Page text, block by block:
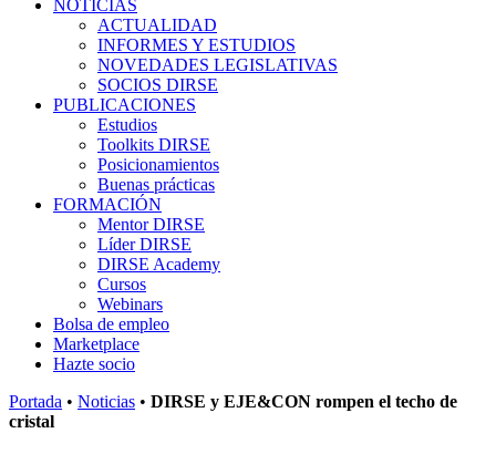
NOTICIAS
ACTUALIDAD
INFORMES Y ESTUDIOS
NOVEDADES LEGISLATIVAS
SOCIOS DIRSE
PUBLICACIONES
Estudios
Toolkits DIRSE
Posicionamientos
Buenas prácticas
FORMACIÓN
Mentor DIRSE
Líder DIRSE
DIRSE Academy
Cursos
Webinars
Bolsa de empleo
Marketplace
Hazte socio
Portada • Noticias • DIRSE y EJE&CON rompen el techo de
cristal